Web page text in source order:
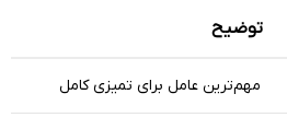
توضیح
مهم‌ترین عامل برای تمیزی کامل